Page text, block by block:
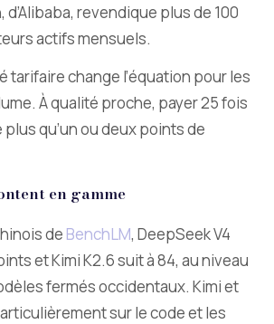
d’Alibaba, revendique plus de 100
actifs mensuels.
tarifaire change l’équation pour les
À qualité proche, payer 25 fois
qu’un ou deux points de
en gamme
de BenchLM, DeepSeek V4
et Kimi K2.6 suit à 84, au niveau
fermés occidentaux. Kimi et
sur le code et les